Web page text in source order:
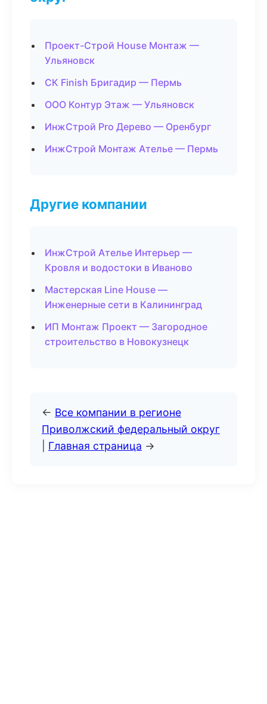
Проект-Строй House Монтаж —
Ульяновск
СК Finish Бригадир — Пермь
ООО Контур Этаж — Ульяновск
ИнжСтрой Pro Дерево — Оренбург
ИнжСтрой Монтаж Ателье — Пермь
Другие компании
ИнжСтрой Ателье Интерьер —
Кровля и водостоки в Иваново
Мастерская Line House —
Инженерные сети в Калининград
ИП Монтаж Проект — Загородное
строительство в Новокузнецк
← Все компании в регионе
Приволжский федеральный округ
Главная страница →